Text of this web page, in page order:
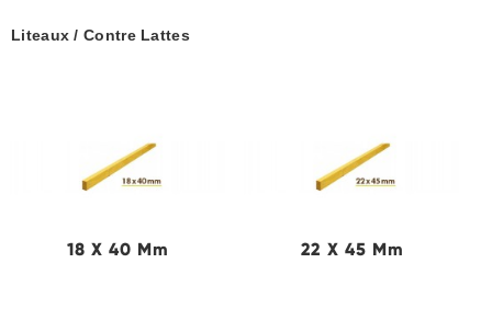
Liteaux / Contre Lattes
18 X 40 Mm 22 X 45 Mm